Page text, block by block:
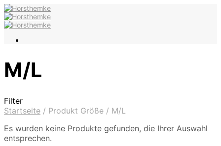
M/L
Filter
Startseite / Produkt Größe / M/L
Es wurden keine Produkte gefunden, die Ihrer Auswahl
entsprechen.